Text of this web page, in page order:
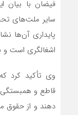
فیضان با بیان
سایر ملت‌های
پایداری آن‌ها
اشغالگری است و
وی تأکید کرد
قاطع و همبستگی
دهند و از حقوق